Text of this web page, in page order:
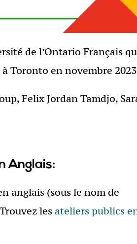
de l’Ontario Français
Toronto en novembre
Felix Jordan Tamdjo,
Anglais:
anglais (sous le nom de
les ateliers publics